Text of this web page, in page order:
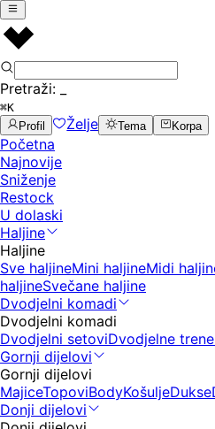
Pretraži:
⌘K
Profil
Želje Tema Korpa
Početna
Najnovije
Sniženje
Restock
U dolaski
Haljine
Haljine
Sve haljineMini haljineMidi
haljineSvečane haljine
Dvodjelni komadi
Dvodjelni komadi
Dvodjelni setoviDvodjelne
Gornji dijelovi
Gornji dijelovi
MajiceTopoviBodyKošuljeDukse
Donji dijelovi